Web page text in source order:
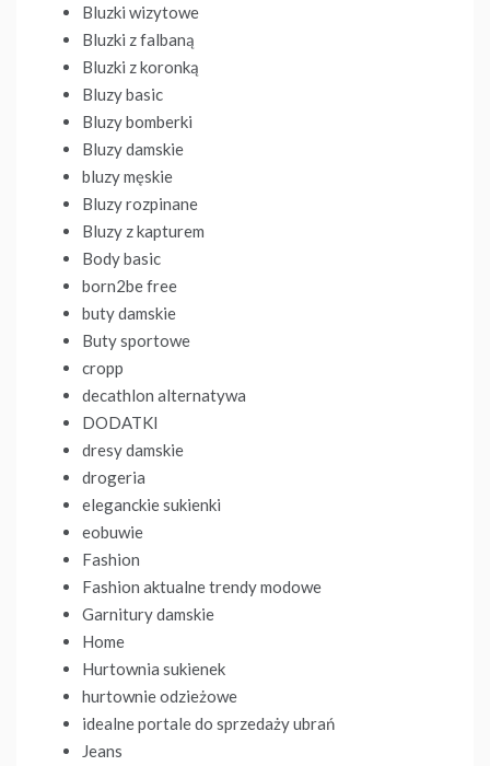
Bluzki wizytowe
Bluzki z falbaną
Bluzki z koronką
Bluzy basic
Bluzy bomberki
Bluzy damskie
bluzy męskie
Bluzy rozpinane
Bluzy z kapturem
Body basic
born2be free
buty damskie
Buty sportowe
cropp
decathlon alternatywa
DODATKI
dresy damskie
drogeria
eleganckie sukienki
eobuwie
Fashion
Fashion aktualne trendy modowe
Garnitury damskie
Home
Hurtownia sukienek
hurtownie odzieżowe
idealne portale do sprzedaży ubrań
Jeans